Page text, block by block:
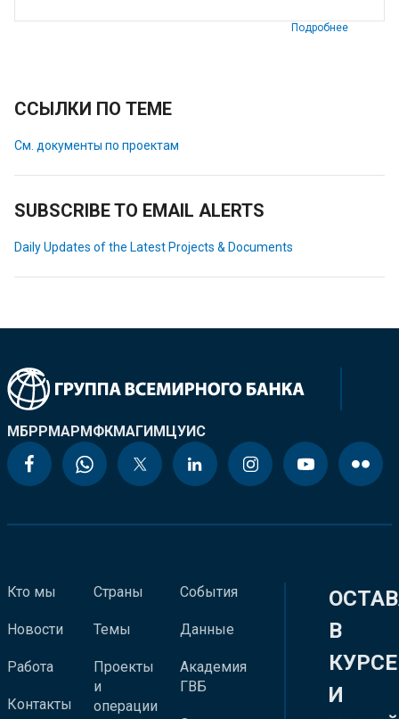
Подробнее
ССЫЛКИ ПО ТЕМЕ
См. документы по проектам
SUBSCRIBE TO EMAIL ALERTS
Daily Updates of the Latest Projects & Documents
МБРРМАРМФКМАГИМЦУИС
Кто мы
Новости
Работа
Контакты
Страны
Темы
Проекты
и
операции
События
Данные
Академия
ГВБ
В
КУРСЕ
И